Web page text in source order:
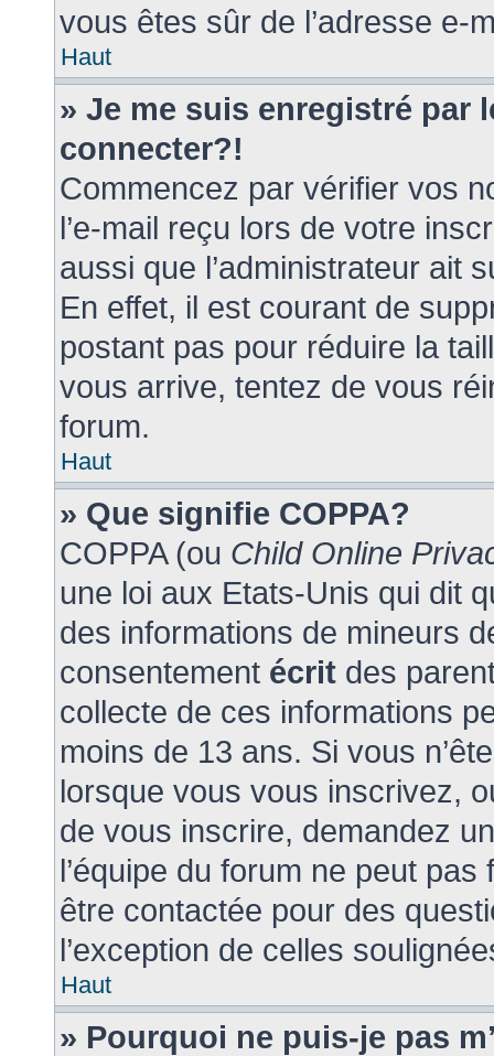
vous êtes sûr de l’adresse e-
Haut
» Je me suis enregistré par
connecter?!
Commencez par vérifier vos
l’e-mail reçu lors de votre
aussi que l’administrateur ait
En effet, il est courant de
postant pas pour réduire la
vous arrive, tentez de vous
forum.
Haut
» Que signifie COPPA?
COPPA (ou Child Online
une loi aux Etats-Unis qui dit
des informations de mineurs
consentement écrit des
collecte de ces informations
moins de 13 ans. Si vous
lorsque vous vous inscrivez,
de vous inscrire, demandez
l’équipe du forum ne peut
être contactée pour des
l’exception de celles
Haut
» Pourquoi ne puis-je pas